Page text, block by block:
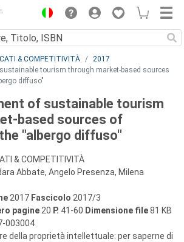
& COMPETITIVITÀ
2017
tourism through market-based sources
diffuso"
of sustainable tourism
based sources of
"albergo diffuso"
& COMPETITIVITÀ
Abbate, Angelo Presenza, Milena
2017 Fascicolo 2017/3
pagine 20 P. 41-60 Dimensione file81 KB
003004
della proprietà intellettuale: per saperne di